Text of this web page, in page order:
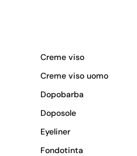
Creme viso
Creme viso uomo
Dopobarba
Doposole
Eyeliner
Fondotinta